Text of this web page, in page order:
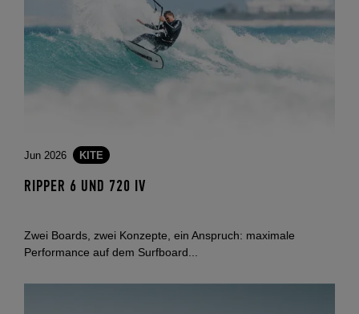
Jun 2026 KITE
RIPPER 6 UND 720 IV
Zwei Boards, zwei Konzepte, ein Anspruch: maximale
Performance auf dem Surfboard...